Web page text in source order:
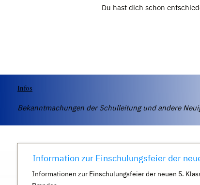
Du hast dich schon
Infos
Bekanntmachungen der Schulleitung und andere
Information zur Einschulungsfeier der
Informationen zur Einschulungsfeier der neuen 5.